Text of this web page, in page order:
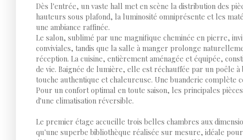
Dès l'entrée, un vaste hall met en scène la distribution des
hauteurs sous plafond, la luminosité omniprésente et les
une ambiance raffinée.
Le salon, sublimé par une magnifique cheminée en pierre,
conviviales, tandis que la salle à manger prolonge
réception. La cuisine, entièrement aménagée et équipée,
de vie. Baignée de lumière, elle est réchauffée par un poêle à
touche authentique et chaleureuse. Une buanderie complète
Pour un confort optimal en toute saison, les principales
d'une climatisation réversible.
Le premier étage accueille trois belles chambres aux
qu'une superbe bibliothèque réalisée sur mesure, idéale